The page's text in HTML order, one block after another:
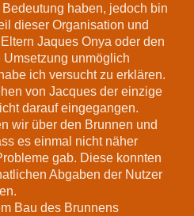
haben, jedoch bin
dieser Organisation und
Jaques Onya oder den
unmöglich
ich versucht zu erklären.
von Jacques der einzige
darauf eingegangen.
wir über den Brunnen und
es einmal nicht näher
gab. Diese konnten
Abgaben der Nutzer
Bau des Brunnens